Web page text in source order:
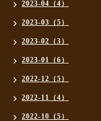
2023-04（4）
2023-03（5）
2023-02（3）
2023-01（6）
2022-12（5）
2022-11（4）
2022-10（5）